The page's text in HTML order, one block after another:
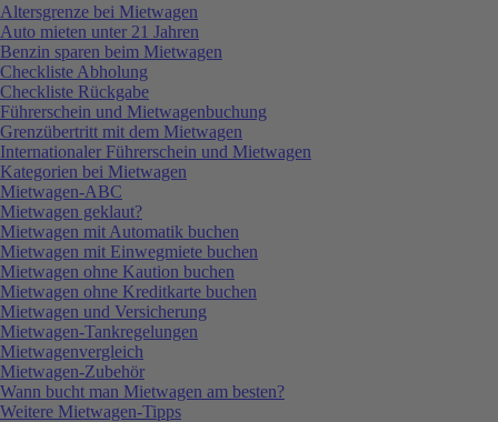
Altersgrenze bei Mietwagen
Auto mieten unter 21 Jahren
Benzin sparen beim Mietwagen
Checkliste Abholung
Checkliste Rückgabe
Führerschein und Mietwagenbuchung
Grenzübertritt mit dem Mietwagen
Internationaler Führerschein und Mietwagen
Kategorien bei Mietwagen
Mietwagen-ABC
Mietwagen geklaut?
Mietwagen mit Automatik buchen
Mietwagen mit Einwegmiete buchen
Mietwagen ohne Kaution buchen
Mietwagen ohne Kreditkarte buchen
Mietwagen und Versicherung
Mietwagen-Tankregelungen
Mietwagenvergleich
Mietwagen-Zubehör
Wann bucht man Mietwagen am besten?
Weitere Mietwagen-Tipps